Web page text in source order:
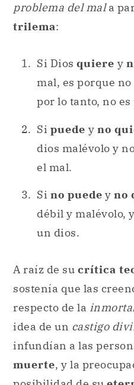
problema del mala
trilema:
Si Dios quiere y
mal, es porque
por lo tanto, no
Si puede y no
dios malévolo y
el mal.
Si no puede y no
débil y malévolo,
un dios.
A raíz de su crítica
sostenía que las
respecto de la
idea de un castigo
infundían a las
muerte, y la